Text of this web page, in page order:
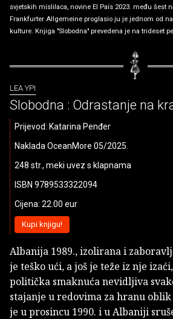
svjetskih mislilaca, novine El País 2023. među šest
Frankfurter Allgemeine proglasio ju je jednom od
kulture. Knjiga "Slobodna" prevedena je na trideset
LEA YPI
Slobodna : Odrastanje na
Prijevod: Katarina Penđer
Naklada OceanMore 05/2025.
248 str., meki uvez s klapnama
ISBN 9789533322094
Cijena: 22.00 eur
Kupi knjigu!
Albanija 1989., izolirana i
je teško ući, a još je teže iz nje
politička smaknuća nevidljiva
stajanje u redovima za hranu
je u prosincu 1990. i u Albaniji